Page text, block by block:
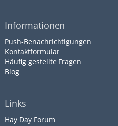
Informationen
Push-Benachrichtigungen
Kontaktformular
Häufig gestellte Fragen
Blog
Links
Hay Day Forum